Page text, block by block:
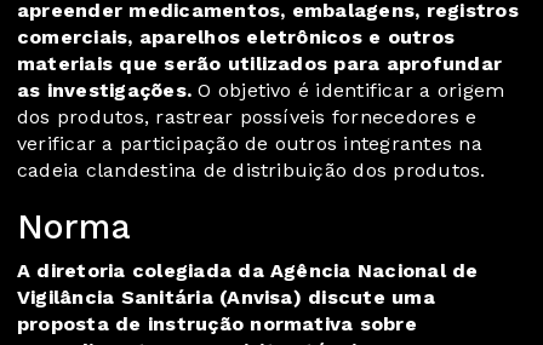
apreender medicamentos, embalagens, registros
comerciais, aparelhos eletrônicos e outros
materiais que serão utilizados para aprofundar
as investigações. O objetivo é identificar a origem
dos produtos, rastrear possíveis fornecedores e
verificar a participação de outros integrantes na
cadeia clandestina de distribuição dos produtos.
Norma
A diretoria colegiada da Agência Nacional de
Vigilância Sanitária (Anvisa) discute uma
proposta de instrução normativa sobre